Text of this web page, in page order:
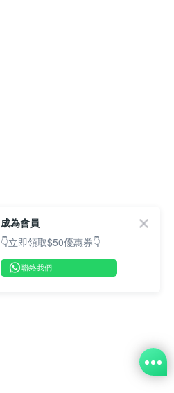
成為會員
👇立即領取$50優惠券👇
聯絡我們